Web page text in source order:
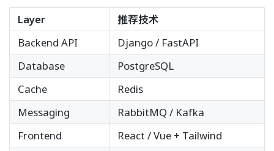
Layer
推荐技术
Backend API
Django / FastAPI
Database
PostgreSQL
Cache
Redis
Messaging
RabbitMQ / Kafka
Frontend
React / Vue + Tailwind